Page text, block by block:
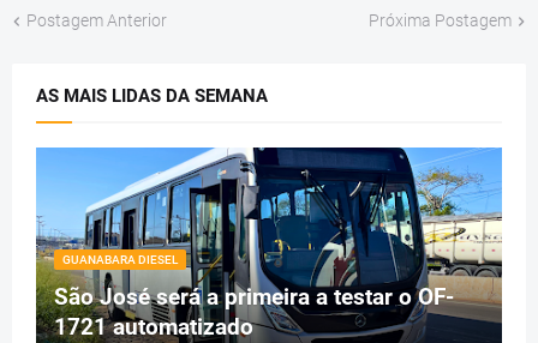
Postagem Anterior Próxima Postagem
AS MAIS LIDAS DA SEMANA
GUANABARA DIESEL
São José será a primeira a testar o OF-
1721 automatizado